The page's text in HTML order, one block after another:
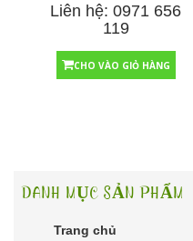
Liên hệ: 0971 656
119
CHO VÀO GIỎ HÀNG
DANH MỤC SẢN PHẨM
Trang chủ